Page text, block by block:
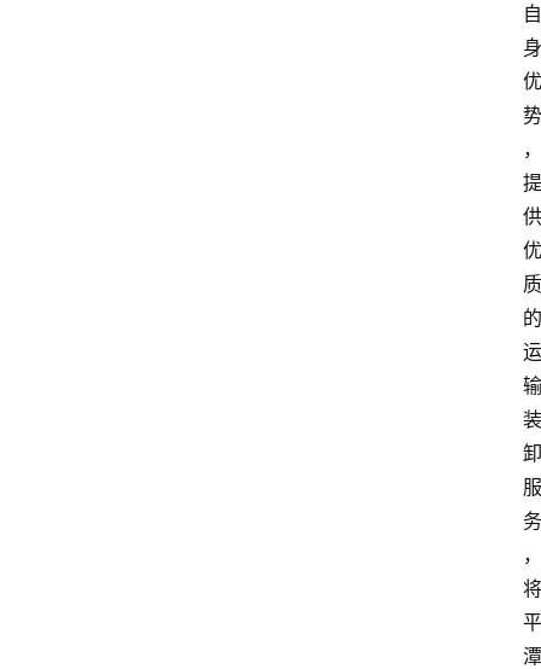
自
身
优
势
，
提
供
优
质
的
运
输
装
卸
服
务
，
将
平
潭